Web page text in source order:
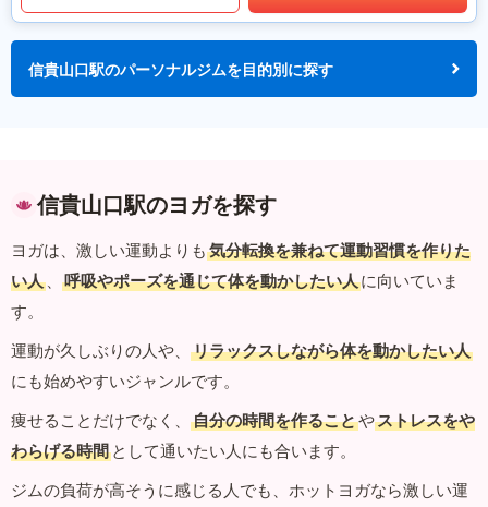
信貴山口駅のパーソナルジムを目的別に探す
信貴山口駅のヨガを探す
ヨガは、激しい運動よりも 気分転換を兼ねて運動習慣を作りた
い人 、 呼吸やポーズを通じて体を動かしたい人に向いていま
す。
運動が久しぶりの人や、
リラックスしながら体を動かしたい人
にも始めやすいジャンルです。
痩せることだけでなく、
自分の時間を作ることやストレスをや
わらげる時間 として通いたい人にも合います。
ジムの負荷が高そうに感じる人でも、ホットヨガなら激しい運